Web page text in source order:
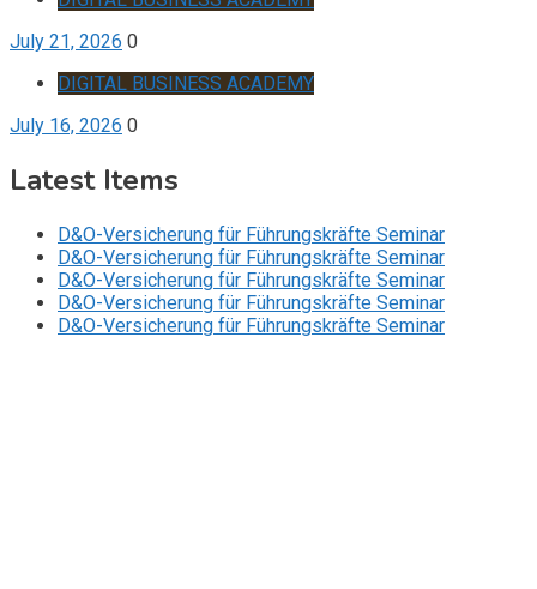
July 21, 2026 0
DIGITAL BUSINESS ACADEMY
July 16, 2026 0
Latest Items
D&O-Versicherung für Führungskräfte Seminar
D&O-Versicherung für Führungskräfte Seminar
D&O-Versicherung für Führungskräfte Seminar
D&O-Versicherung für Führungskräfte Seminar
D&O-Versicherung für Führungskräfte Seminar